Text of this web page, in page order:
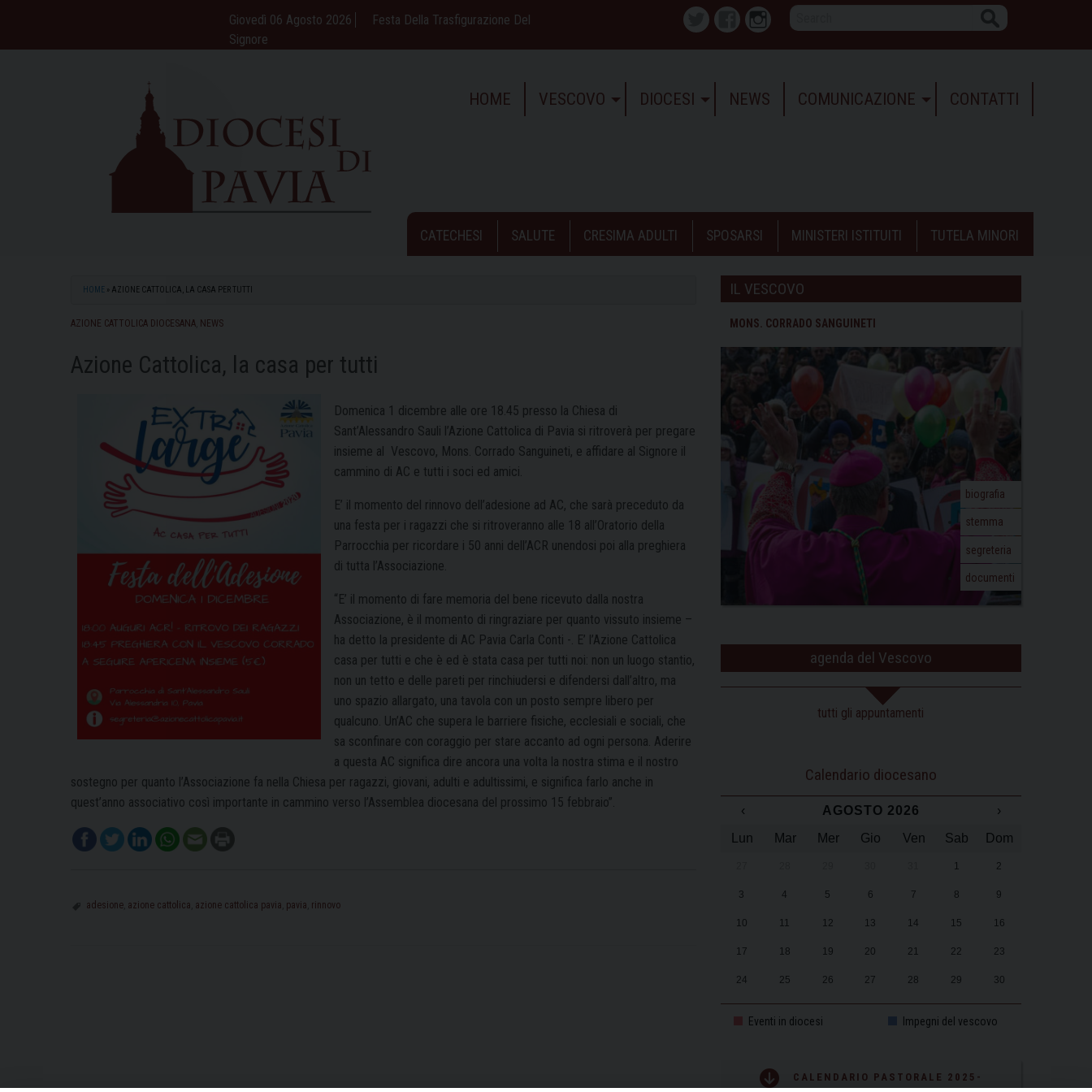
content
Giovedì 06 Agosto 2026
Festa Della Trasfigurazione Del
Signore
Twitter FacebookInstagram
HOME VESCOVO DIOCESI NEWS COMUNICAZIONE CONTATTI
CATECHESI SALUTE CRESIMA ADULTI SPOSARSI MINISTERI ISTITUITI TUTELA MINORI
HOME » AZIONE CATTOLICA, LA CASA PER TUTTI
AZIONE CATTOLICA DIOCESANA NEWS
Azione Cattolica, la casa per tutti
Domenica 1 dicembre alle ore 18.45 presso la Chiesa di
Sant’Alessandro Sauli l’Azione Cattolica di Pavia si ritroverà per pregare
insieme al Vescovo, Mons. Corrado Sanguineti, e affidare al Signore il
cammino di AC e tutti i soci ed amici.
E’ il momento del rinnovo dell’adesione ad AC, che sarà preceduto da
una festa per i ragazzi che si ritroveranno alle 18 all’Oratorio della
Parrocchia per ricordare i 50 anni dell’ACR unendosi poi alla preghiera
di tutta l’Associazione.
“E’ il momento di fare memoria del bene ricevuto dalla nostra
Associazione, è il momento di ringraziare per quanto vissuto insieme –
ha detto la presidente di AC Pavia Carla Conti -. E’ l’Azione Cattolica
casa per tutti e che è ed è stata casa per tutti noi: non un luogo stantio,
non un tetto e delle pareti per rinchiudersi e difendersi dall’altro, ma
uno spazio allargato, una tavola con un posto sempre libero per
qualcuno. Un’AC che supera le barriere fisiche, ecclesiali e sociali, che
sa sconfinare con coraggio per stare accanto ad ogni persona. Aderire
a questa AC significa dire ancora una volta la nostra stima e il nostro
sostegno per quanto l’Associazione fa nella Chiesa per ragazzi, giovani, adulti e adultissimi, e significa farlo anche in
quest’anno associativo così importante in cammino verso l’Assemblea diocesana del prossimo 15 febbraio”.
adesione azione cattolica azione cattolica pavia pavia rinnovo
IL VESCOVO
MONS. CORRADO SANGUINETI
biografia
stemma
segreteria
documenti
agenda del Vescovo
tutti gli appuntamenti
Calendario diocesano
‹ AGOSTO 2026
›
Lun
Mar Mer Gio Ven Sab Dom
1 2
3 4 5 6 7 8 9
10 11 12 13 14 15 16
17 18 19 20 21 22 23
24 25 26 27 28 29 30
Eventi in diocesi Impegni del vescovo
CALENDARIO PASTORALE 2025-